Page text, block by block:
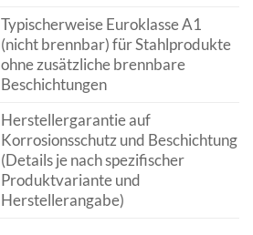
Typischerweise Euroklasse A1
(nicht brennbar) für Stahlprodukte
ohne zusätzliche brennbare
Beschichtungen
Herstellergarantie auf
Korrosionsschutz und Beschichtung
(Details je nach spezifischer
Produktvariante und
Herstellerangabe)